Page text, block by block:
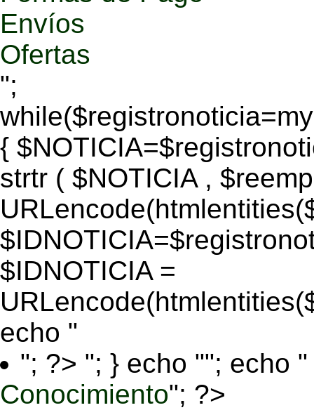
Envíos
Ofertas
";
{
strtr ( $NOTICIA ,
$IDNOTICIA =
echo "
"; ?> "; } echo ""; echo "
Conocimiento"; ?>